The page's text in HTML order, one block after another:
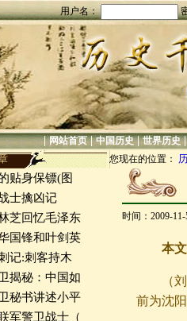
用户名：
|网站首页|中国历史|世界历史
您现在的位置：
贴身保镖(图
士擒凶记
芝回忆毛泽东
国锋和叶剑英
记:刺客持木
揭秘：中国如
秘书讲述小平
军警卫战士（
时间：2009-
本
（
前为沈